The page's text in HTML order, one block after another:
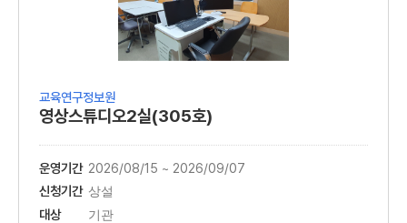
교육연구정보원
영상스튜디오2실(305호)
운영기간 2026/08/15 ~ 2026/09/07
신청기간 상설
대상 기관